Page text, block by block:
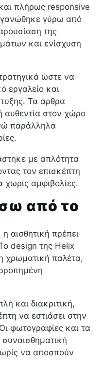
πλήρως responsive
γύρω από
της
και ενίσχυση
ώστε να
εργαλείο και
Τα άρθρα
αυθεντία στον χώρο
παράλληλα
με απλότητα
τον επισκέπτη
αμφιβολίες.
από το
αισθητική πρέπει
design της Helix
χρωματική παλέτα,
και διακριτική,
να εστιάσει στην
φωτογραφίες και τα
να αποσπούν